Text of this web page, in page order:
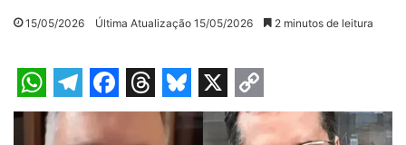
15/05/2026 Última Atualização 15/05/2026 2 minutos de leitura
W T F T B X C